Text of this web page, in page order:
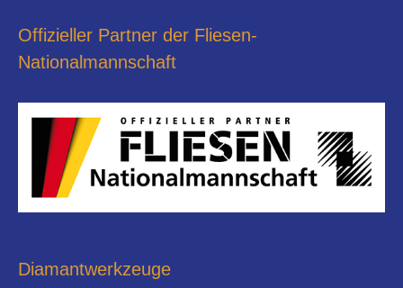
Offizieller Partner der Fliesen-
Nationalmannschaft
Diamantwerkzeuge